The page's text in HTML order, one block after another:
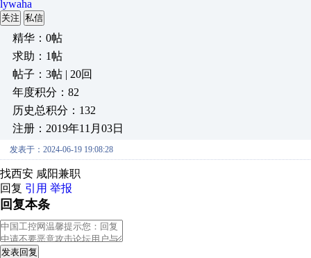
lywaha
关注 私信
精华：0帖
求助：1帖
帖子：3帖 | 20回
年度积分：82
历史总积分：132
注册：2019年11月03日
发表于：2024-06-19 19:08:28
找西安 咸阳兼职
回复 引用 举报
回复本条
发表回复